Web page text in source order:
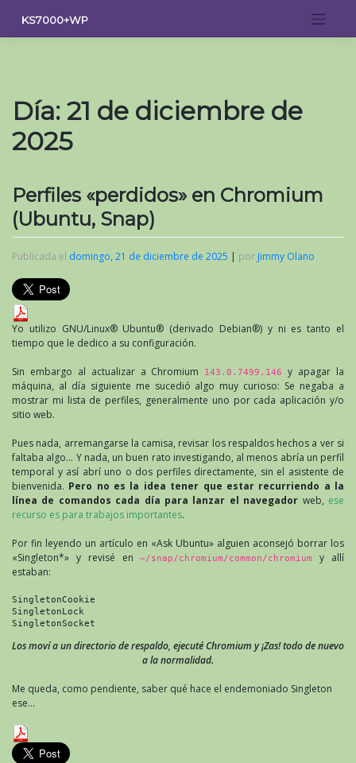
contenido
KS7000+WP
Día: 21 de diciembre de
2025
Perfiles «perdidos» en Chromium
(Ubuntu, Snap)
Publicada el domingo, 21 de diciembre de 2025 | por Jimmy Olano
Yo utilizo GNU/Linux® Ubuntu® (derivado Debian®) y ni es tanto el
tiempo que le dedico a su configuración.
Sin embargo al actualizar a Chromium 143.0.7499.146
y apagar la
máquina, al día siguiente me sucedió algo muy curioso: Se negaba a
mostrar mi lista de perfiles, generalmente uno por cada aplicación y/o
sitio web.
Pues nada, arremangarse la camisa, revisar los respaldos hechos a ver si
faltaba algo… Y nada, un buen rato investigando, al menos abría un perfil
temporal y así abrí uno o dos perfiles directamente, sin el asistente de
bienvenida. Pero no es la idea tener que estar recurriendo a la
línea de comandos cada día para lanzar el navegador web, ese
recurso es para trabajos importantes.
Por fin leyendo un artículo en «Ask Ubuntu» alguien aconsejó borrar los
«Singleton*» y revisé en~/snap/chromium/common/chromium
y allí
estaban:
SingletonCookie
SingletonLock
SingletonSocket
Los moví a un directorio de respaldo, ejecuté Chromium y ¡Zas! todo de nuevo
a la normalidad.
Me queda, como pendiente, saber qué hace el endemoniado Singleton
ese…